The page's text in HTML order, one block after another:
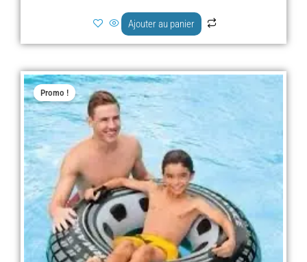
Ajouter au panier
Promo !
Le
prix
initial
était :
د.ج 2.000,00.
Le
est :